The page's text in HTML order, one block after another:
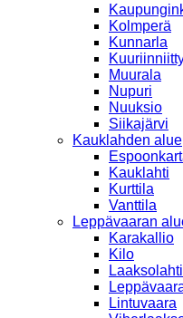
Kolmperä
Kunnarla
Muurala
Nupuri
Nuuksio
Siikajärvi
Kauklahden alue
Kauklahti
Kurttila
Vanttila
Leppävaaran
Karakallio
Kilo
Laaksolahti
Lintuvaara